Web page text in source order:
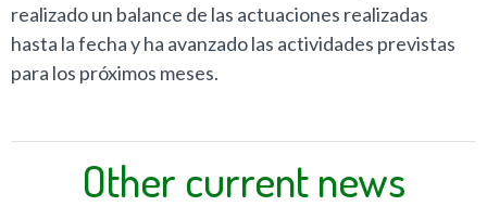
realizado un balance de las actuaciones realizadas
hasta la fecha y ha avanzado las actividades previstas
para los próximos meses.
Other current news